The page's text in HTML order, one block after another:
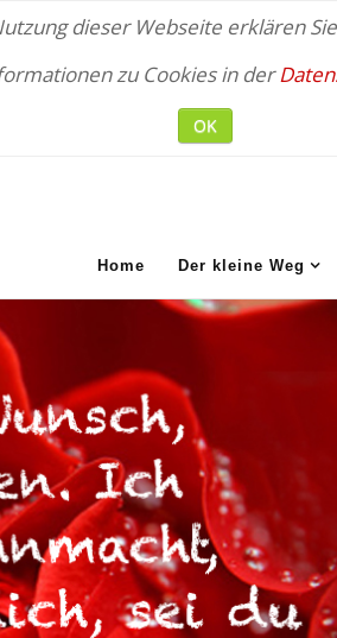
dieser Webseite erklären
zu Cookies in der
OK
Home Der kleine Weg